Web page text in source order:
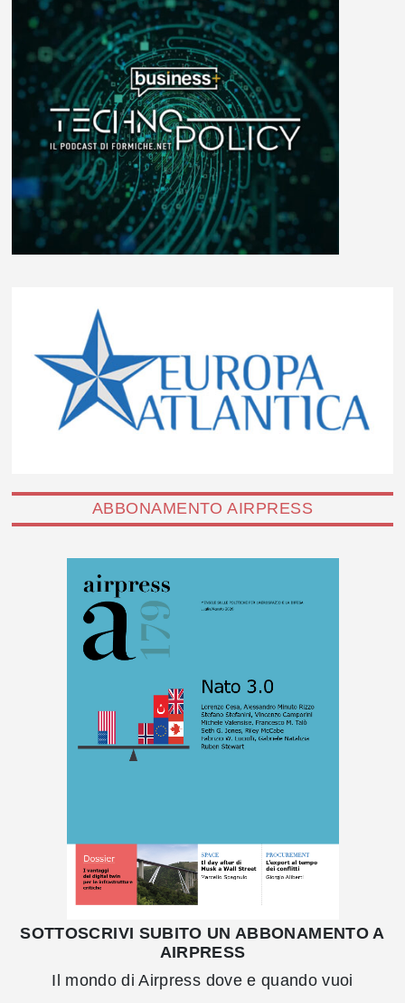
ABBONAMENTO AIRPRESS
SOTTOSCRIVI SUBITO UN ABBONAMENTO A
AIRPRESS
Il mondo di Airpress dove e quando vuoi